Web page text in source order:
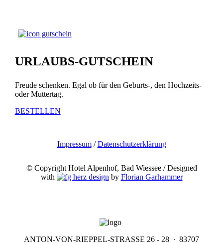
URLAUBS-GUTSCHEIN
Freude schenken. Egal ob für den Geburts-, den Hochzeits-
oder Muttertag.
BESTELLEN
Impressum/Datenschutzerklärung
© Copyright Hotel Alpenhof, Bad Wiessee / Designed
with
by Florian Garhammer
ANTON-VON-RIEPPEL-STRASSE 26 - 28 ∙ 83707 B